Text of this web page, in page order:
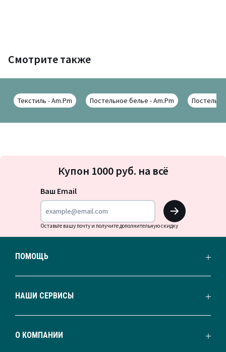
Смотрите также
Текстиль - Am.Pm Постельное белье - Am.Pm
на
Купон 1000 руб. на всё
Ваш Email
OK
Оставьте вашу почту и получите дополнительную скидку
ПОМОЩЬ
НАШИ СЕРВИСЫ
О КОМПАНИИ